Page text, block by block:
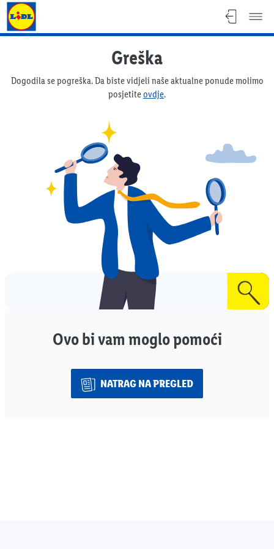
Lidl katalog
Greška
Dogodila se pogreška. Da biste vidjeli naše aktualne ponude molimo
posjetiteovdje.
Ovo bi vam moglo pomoći
NATRAG NA PREGLED